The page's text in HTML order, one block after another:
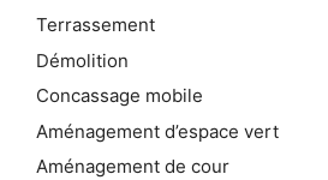
Terrassement
Démolition
Concassage mobile
Aménagement d’espace vert
Aménagement de cour